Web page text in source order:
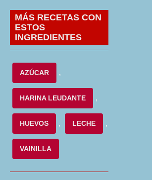
MÁS RECETAS CON
ESTOS
INGREDIENTES
AZÚCAR ,
HARINA LEUDANTE ,
HUEVOS , LECHE ,
VAINILLA